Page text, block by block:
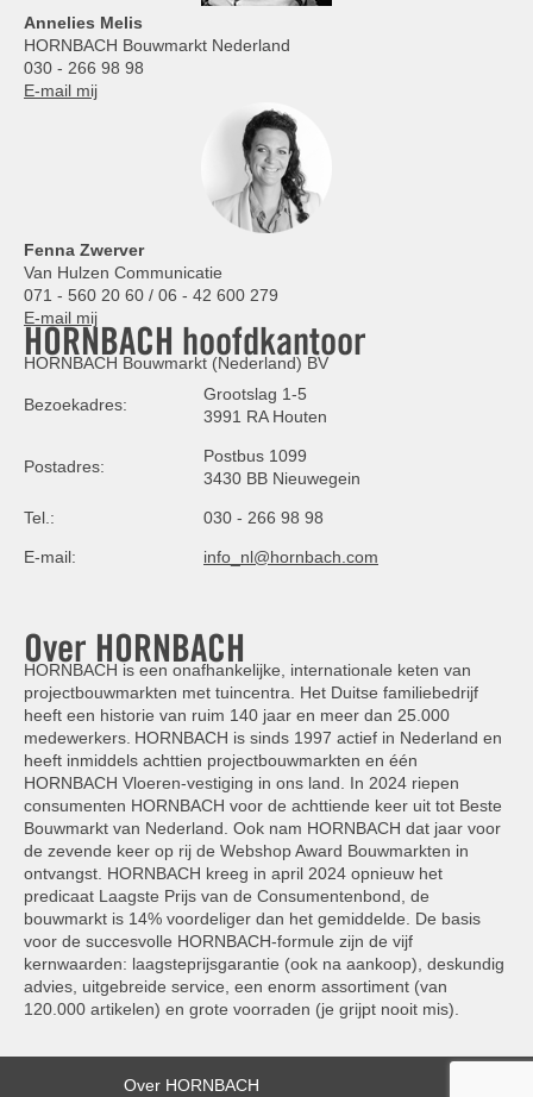
Annelies Melis
HORNBACH Bouwmarkt Nederland
030 - 266 98 98
E-mail mij
Fenna Zwerver
Van Hulzen Communicatie
071 - 560 20 60 / 06 - 42 600 279
E-mail mij
HORNBACH hoofdkantoor
HORNBACH Bouwmarkt (Nederland) BV
Bezoekadres:
Grootslag 1-5
3991 RA Houten
Postadres:
Postbus 1099
3430 BB Nieuwegein
Tel.: 030 - 266 98 98
E-mail: info_nl@hornbach.com
Over HORNBACH
HORNBACH is een onafhankelijke, internationale keten van
projectbouwmarkten met tuincentra. Het Duitse familiebedrijf
heeft een historie van ruim 140 jaar en meer dan 25.000
medewerkers. HORNBACH is sinds 1997 actief in Nederland en
heeft inmiddels achttien projectbouwmarkten en één
HORNBACH Vloeren-vestiging in ons land. In 2024 riepen
consumenten HORNBACH voor de achttiende keer uit tot Beste
Bouwmarkt van Nederland. Ook nam HORNBACH dat jaar voor
de zevende keer op rij de Webshop Award Bouwmarkten in
ontvangst. HORNBACH kreeg in april 2024 opnieuw het
predicaat Laagste Prijs van de Consumentenbond, de
bouwmarkt is 14% voordeliger dan het gemiddelde. De basis
voor de succesvolle HORNBACH-formule zijn de vijf
kernwaarden: laagsteprijsgarantie (ook na aankoop), deskundig
advies, uitgebreide service, een enorm assortiment (van
120.000 artikelen) en grote voorraden (je grijpt nooit mis).
Over HORNBACH